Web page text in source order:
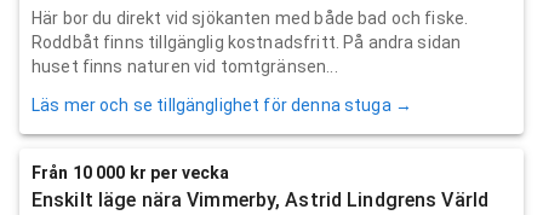
Här bor du direkt vid sjökanten med både bad och fiske.
Roddbåt finns tillgänglig kostnadsfritt. På andra sidan
huset finns naturen vid tomtgränsen...
Läs mer och se tillgänglighet för denna stuga →
Från 10 000 kr per vecka
Enskilt läge nära Vimmerby, Astrid Lindgrens Värld